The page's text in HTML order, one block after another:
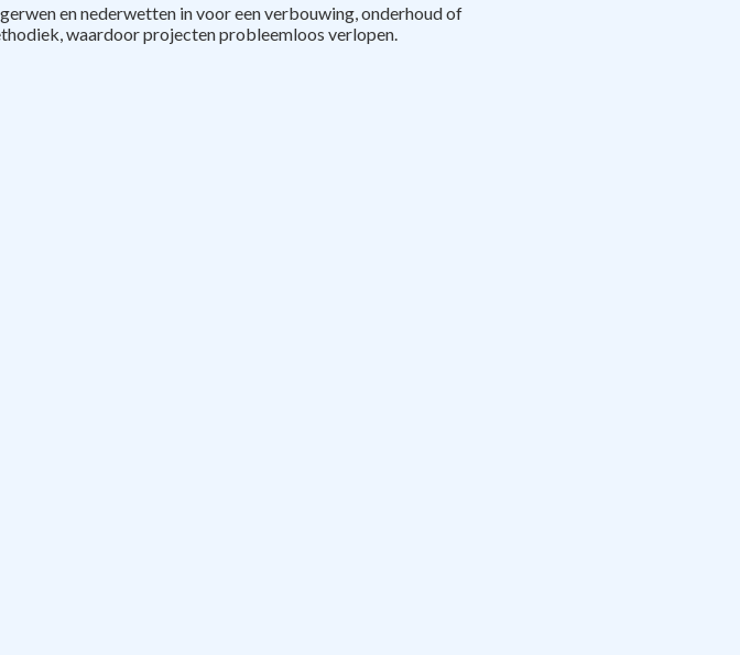
en nederwetten in voor een verbouwing, onderhoud of
waardoor projecten probleemloos verlopen.